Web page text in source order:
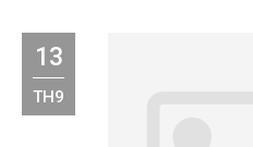
13
TH9